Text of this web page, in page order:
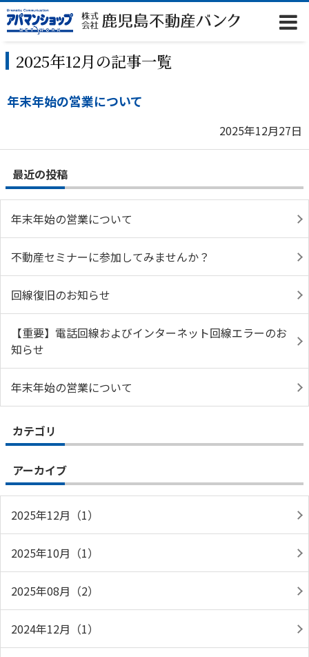
2025年12月の記事一覧
年末年始の営業について
2025年12月27日
最近の投稿
年末年始の営業について
不動産セミナーに参加してみませんか？
回線復旧のお知らせ
【重要】電話回線およびインターネット回線エラーのお
知らせ
年末年始の営業について
カテゴリ
アーカイブ
2025年12月（1）
2025年10月（1）
2025年08月（2）
2024年12月（1）